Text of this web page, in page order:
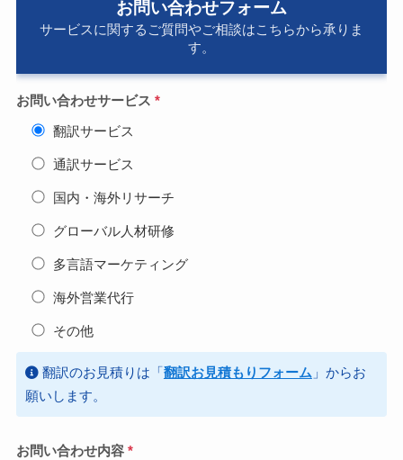
お問い合わせフォーム
サービスに関するご質問やご相談はこちらから承りま
す。
お問い合わせサービス *
翻訳サービス
通訳サービス
国内・海外リサーチ
グローバル人材研修
多言語マーケティング
海外営業代行
その他
翻訳のお見積りは「 翻訳お見積もりフォーム 」からお
願いします。
お問い合わせ内容*